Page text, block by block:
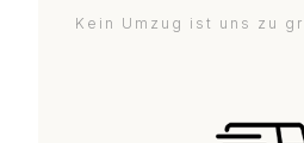
Kein Umzug ist uns zu